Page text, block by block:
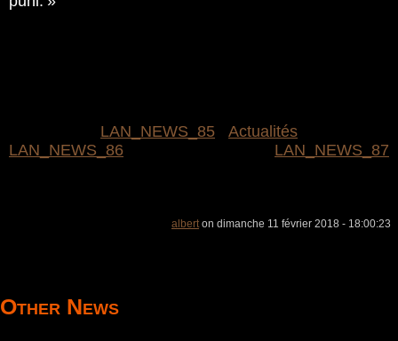
LAN_NEWS_85
Actualités
LAN_NEWS_86
LAN_NEWS_87
alberton dimanche 11 février 2018 - 18:00:23
Other News